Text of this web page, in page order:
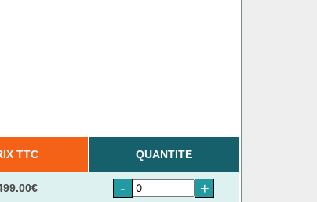
TTC QUANTITE
- +